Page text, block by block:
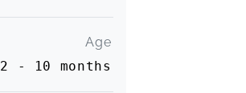
Age
2 - 10 months